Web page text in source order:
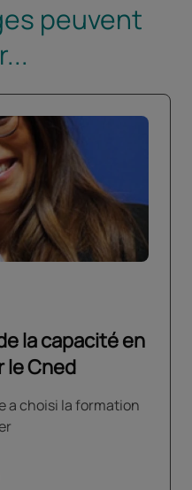
peuvent
la capacité en
le Cned
a choisi la formation